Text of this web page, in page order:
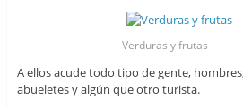
Verduras y frutas
A ellos acude todo tipo de gente,
abueletes y algún que otro turista.